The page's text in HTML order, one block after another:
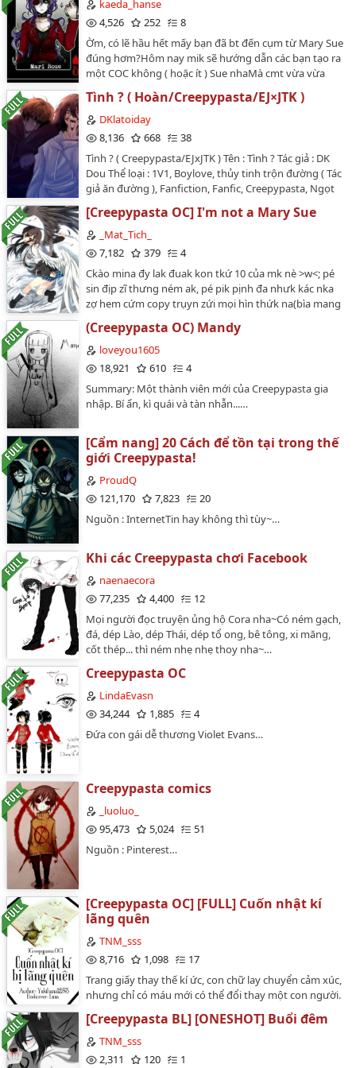
được sử dụng không phải của tôi.…
Quanh đi quẩn lại, cũng chỉ là cần một câu tỏ bày mà
tui về hai nhân vật mà tui cũng vô cùng yêu quý trong
thế giới Creepypasta a ^O^- Nhẹ nhàng, đơn giản và
KHÔNG H! :)))))- Sẽ không được hay đâu :( Nhưng tui
rất cảm ơn nếu bạn đọc và ủng hộ fic của tui a <3…
kaeda_hanse
4,526
252
8
Ờm, có lẽ hầu hết mấy bạn đã bt đến cụm từ Mary Sue
đúng hơm?Hôm nay mik sẽ hướng dẫn các bạn tạo ra
một COC không ( hoặc ít ) Sue nhaMà cmt vừa vừa
Tình ? ( Hoàn/Creepypasta/EJ×JTK )
DKlatoiday
8,136
668
38
Tình ? ( Creepypasta/EJxJTK ) Tên : Tình ? Tác giả : DK
Dou Thể loại : 1V1, Boylove, thủy tinh trộn đường ( Tác
giả ăn đường ), Fanfiction, Fanfic, Creepypasta, Ngọt
nói rằng gọi cậu nhóc ấy là hắn chính là đề cao một
đứa trẻ quá rồi đấy. Dù gì cũng chỉ mới 13 tuổi chắc còn
cứu được khi đứa trẻ ấy vẫn chưa lấn sâu vào con
dung dính OOC rất nặng nhưng sẽ cố không phá 3. Jeff
mình nghĩ nên là trưởng thành và lạnh nhạt lời nó có
chút cay độc chứ chẳng như các bộ truyện viết là chữi
các câu nói tục tĩu 4. Jeff không có EQ cao hơn người
bình thường mấy đâu chỉ có IQ rất cao thôi vì cậu ta
không học gì về sinh học sau năm 13 tuổi còn kiến
thức đều là du nhập xung quanh 5. Truyện có cốt
tương đối mở rộng nội dung chủ yếu xoay quanh tính
cách thích thì làm không thích thì làm của Jeff và sủng
nịnh người thương của E.J 6. Truyện ngược ngọt vừa
truyện vì tôi vức rồi thì bạn cũng vức đi 8. Thư giãn khi
đọc nhé…
[Creepypasta OC] I'm not a Mary Sue
_Mat_Tich_
7,182
379
4
Ckào mina đy lak đuak kon tkứ 10 của mk nè >w<; pé
sin địp zĩ thưng ném ak, pé pik pịnh đa nhưk kác nka
zợ hem cứm copy trụyn zứi mọi hìn thứk na(bìa mang
(Creepypasta OC) Mandy
loveyou1605
18,921
610
4
Summary: Một thành viên mới của Creepypasta gia
nhập. Bí ẩn, kì quái và tàn nhẫn...…
[Cẩm nang] 20 Cách để tồn tại trong thế
giới Creepypasta!
ProudQ
121,170
7,823
20
Nguồn : InternetTin hay không thì tùy~…
Khi các Creepypasta chơi Facebook
naenaecora
77,235
4,400
12
Mọi người đọc truyện ủng hộ Cora nha~Có ném gạch,
đá, dép Lào, dép Thái, dép tổ ong, bê tông, xi măng,
cốt thép... thì ném nhẹ nhẹ thoy nha~…
Creepypasta OC
LindaEvasn
34,244
1,885
4
Đứa con gái dễ thương Violet Evans…
Creepypasta comics
_luoluo_
95,473
5,024
51
Nguồn : Pinterest…
[Creepypasta OC] [FULL] Cuốn nhật kí
lãng quên
TNM_sss
8,716
1,098
17
Trang giấy thay thế kí ức, con chữ lay chuyển cảm xúc,
nhưng chỉ có máu mới có thể đổi thay một con người.
Dòng chữ ghi đè trên trang giấy, lật rồi lại lật tìm kiếm
điểm kết cho câu chuyện không hồi kết. Chỉ đến khi
cây bút ngừng viết cùng hơi thở dập tắt, ta mới biết
hồi kết ấy nằm ở ngay điểm bắt đầu.
[Creepypasta BL] [ONESHOT] Buổi đêm
TNM_sss
2,311
120
1